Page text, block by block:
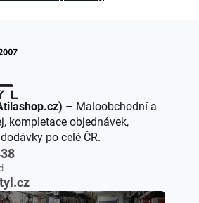
– Maloobchodní a
kompletace objednávek,
po celé ČR.